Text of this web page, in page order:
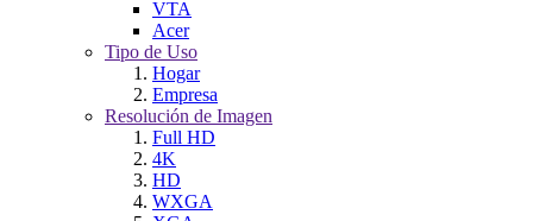
VTA
Acer
Tipo de Uso
Hogar
Empresa
Resolución de Imagen
Full HD
4K
HD
WXGA